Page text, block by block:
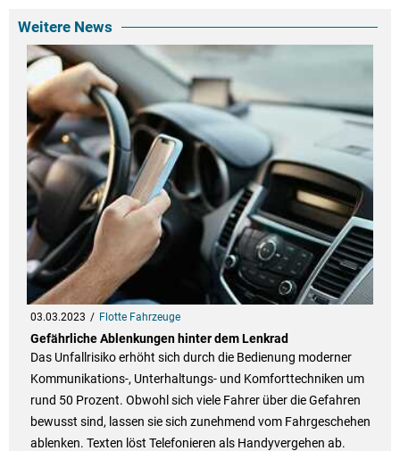
Weitere News
03.03.2023 Flotte Fahrzeuge
Gefährliche Ablenkungen hinter dem Lenkrad
Das Unfallrisiko erhöht sich durch die Bedienung moderner
Kommunikations-, Unterhaltungs- und Komforttechniken um
rund 50 Prozent. Obwohl sich viele Fahrer über die Gefahren
bewusst sind, lassen sie sich zunehmend vom Fahrgeschehen
ablenken. Texten löst Telefonieren als Handyvergehen ab.